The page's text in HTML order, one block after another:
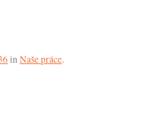
inNaše práce.